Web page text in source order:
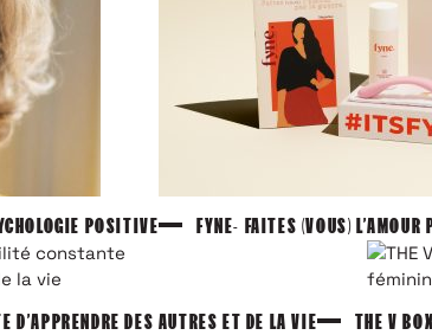
POSITIVE FYNE- FAITES (VOUS) L’AMOUR
D’APPRENDRE DES AUTRES ET DE LA VIE THE V